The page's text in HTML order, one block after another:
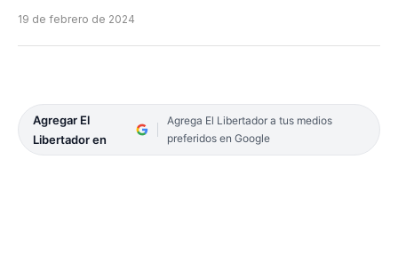
19 de febrero de 2024
Agregar El
Libertador en
Agrega El Libertador a tus medios
preferidos en Google